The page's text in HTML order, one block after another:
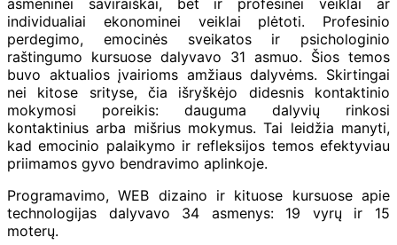
individualiai ekonominei veiklai plėtoti. Profesinio
perdegimo, emocinės sveikatos ir psichologinio
raštingumo kursuose dalyvavo 31 asmuo. Šios temos
buvo aktualios įvairioms amžiaus dalyvėms. Skirtingai
nei kitose srityse, čia išryškėjo didesnis kontaktinio
mokymosi poreikis: dauguma dalyvių rinkosi
kontaktinius arba mišrius mokymus. Tai leidžia manyti,
kad emocinio palaikymo ir refleksijos temos efektyviau
priimamos gyvo bendravimo aplinkoje.
Programavimo, WEB dizaino ir kituose kursuose apie
technologijas dalyvavo 34 asmenys: 19 vyrų ir 15
moterų.